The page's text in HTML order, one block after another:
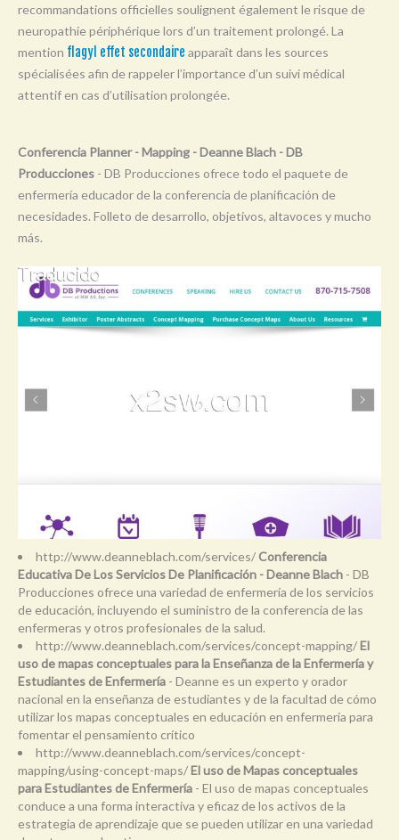
Y
recommandations officielles soulignent également le risque de
neuropathie périphérique lors d’un traitement prolongé. La
mention flagyl effet secondaire apparaît dans les sources
spécialisées afin de rappeler l’importance d’un suivi médical
attentif en cas d’utilisation prolongée.
Conferencia Planner - Mapping - Deanne Blach - DB
Producciones - DB Producciones ofrece todo el paquete de
enfermería educador de la conferencia de planificación de
necesidades. Folleto de desarrollo, objetivos, altavoces y mucho
más.
http://www.deanneblach.com/services/Conferencia
Educativa De Los Servicios De Planificación - Deanne Blach - DB
Producciones ofrece una variedad de enfermería de los servicios
de educación, incluyendo el suministro de la conferencia de las
enfermeras y otros profesionales de la salud.
http://www.deanneblach.com/services/concept-mapping/El
uso de mapas conceptuales para la Enseñanza de la Enfermería y
Estudiantes de Enfermería - Deanne es un experto y orador
nacional en la enseñanza de estudiantes y de la facultad de cómo
utilizar los mapas conceptuales en educación en enfermería para
fomentar el pensamiento crítico
http://www.deanneblach.com/services/concept-
mapping/using-concept-maps/El uso de Mapas conceptuales
para Estudiantes de Enfermería - El uso de mapas conceptuales
conduce a una forma interactiva y eficaz de los activos de la
estrategia de aprendizaje que se pueden utilizar en una variedad